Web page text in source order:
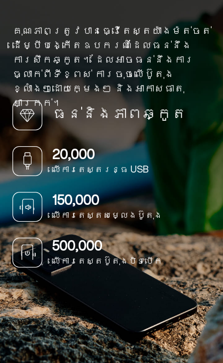
គុណភាពត្រូវបានធ្វើតេស្តយ៉ាងម៉ត់ចត់
ដើម្បីបង្កើតឧបករណ៍ដែលធន់នឹង
ការសឹកឆ្កូត។ ដែលអាចធន់នឹងការ​
ធ្លាក់ពីទីខ្ពស់ ការចុចលើ​ប៊ូតុង
ខ្លាំងៗដោយក្មេងៗ និង​អាកាសធាតុ​
អាក្រក់។
ធន់និងភាពឆ្កូត
20,000
លើការតេស្តរន្ធ USB
150,000
លើការតេស្តសម្លេងប៊ូតុង
500,000
លើការតេស្តប៊ូតុងបិទបើក